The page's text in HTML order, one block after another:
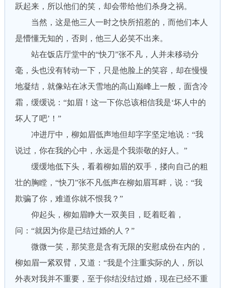
跃起来，所以他们的笑，却会带给他们杀身之祸。
当然，这是他三人一时之快所招惹的，而他们本人
是懵懂无知的，否则，他三人必笑不出来。
站在饭店厅堂中的“快刀”张不凡，人并未移动分
毫，头也没有转动一下，只是他脸上的笑容，却在慢慢
地凝结，就像站在冰天雪地的高山巅峰上一般，面含冷
霜，缓缓说：“如眉！这一下你总该相信我是‘坏人中的
坏人了吧’！”
冲进厅中，柳如眉低声地但却字字坚定地说：“我
说过，你在我的心中，永远是个我崇敬的好人。”
缓缓地低下头，看着柳如眉的双手，搂向自己的粗
壮的胸瞠，“快刀”张不凡低声在柳如眉耳畔，说：“我
欺骗了你，难道你就不恨我？”
仰起头，柳如眉睁大一双美目，眨着眨着，
问：“就因为你是已结过婚的人？”
微微一笑，那笑意是含有无限的安慰成份在内的，
柳如眉一紧双臂，又道：“我是个注重实际的人，所以
外表对我并不重要，至于你结没结过婚，现在已经不重